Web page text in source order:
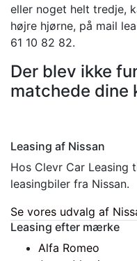
eller noget helt tredje,
højre hjørne, på mail
61 10 82 82.
Der blev ikke
matchede dine
Leasing af Nissan
Hos Clevr Car
leasingbiler fra Nissan.
Se vores udvalg af
Leasing efter mærke
Alfa Romeo